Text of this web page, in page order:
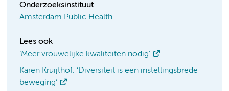
Onderzoeksinstituut
Amsterdam Public Health
Lees ook
‘Meer vrouwelijke kwaliteiten nodig’
Karen Kruijthof: ‘Diversiteit is een instellingsbrede
beweging’